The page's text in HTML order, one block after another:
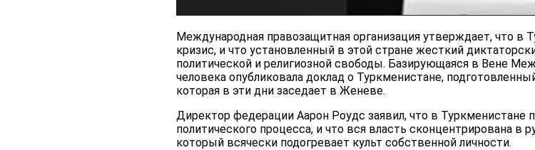
Международная правозащитная организация утверждает, что в
кризис, и что установленный в этой стране жесткий
политической и религиозной свободы. Базирующаяся в Вене
человека опубликовала доклад о Туркменистане,
которая в эти дни заседает в Женеве.
Директор федерации Аарон Роудс заявил, что в Туркменистане
политического процесса, и что вся власть сконцентрирована в
который всячески подогревает культ собственной личности.